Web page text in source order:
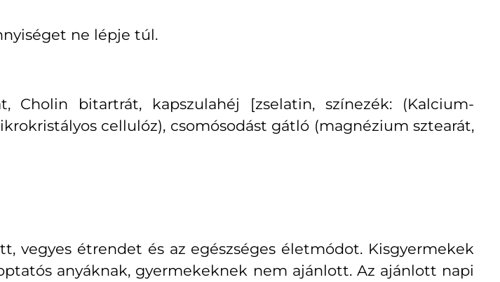
ne lépje túl.
Cholin bitartrát, kapszulahéj [zselatin, színezék: (Kalcium-
cellulóz), csomósodást gátló (magnézium sztearát,
vegyes étrendet és az egészséges életmódot. Kisgyermekek
anyáknak, gyermekeknek nem ajánlott. Az ajánlott napi